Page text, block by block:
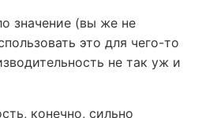
значение (вы же не
это для чего-то
не так уж и
конечно, сильно